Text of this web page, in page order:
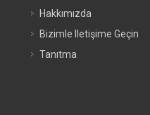
Hakkımızda
Bizimle Iletişime Geçin
Tanıtma